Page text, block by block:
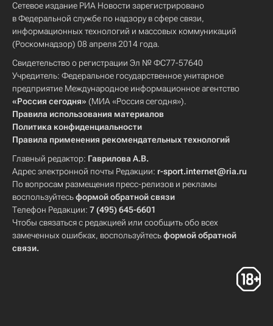
Сетевое издание РИА Новости зарегистрировано
в Федеральной службе по надзору в сфере связи,
информационных технологий и массовых коммуникаций
(Роскомнадзор) 08 апреля 2014 года.
Свидетельство о регистрации Эл № ФС77-57640
Учредитель: Федеральное государственное унитарное
предприятие Международное информационное агентство
«Россия сегодня» (МИА «Россия сегодня»).
Правила использования материалов
Политика конфиденциальности
Правила применения рекомендательных технологий
Главный редактор: Гаврилова А.В.
Адрес электронной почты Редакции: r-sport.internet@ria.ru
По вопросам размещения пресс-релизов и рекламы
воспользуйтесьформой обратной связи
Телефон Редакции: 7 (495) 645-6601
Чтобы связаться с редакцией или сообщить обо всех
замеченных ошибках, воспользуйтесьформой обратной
связи.